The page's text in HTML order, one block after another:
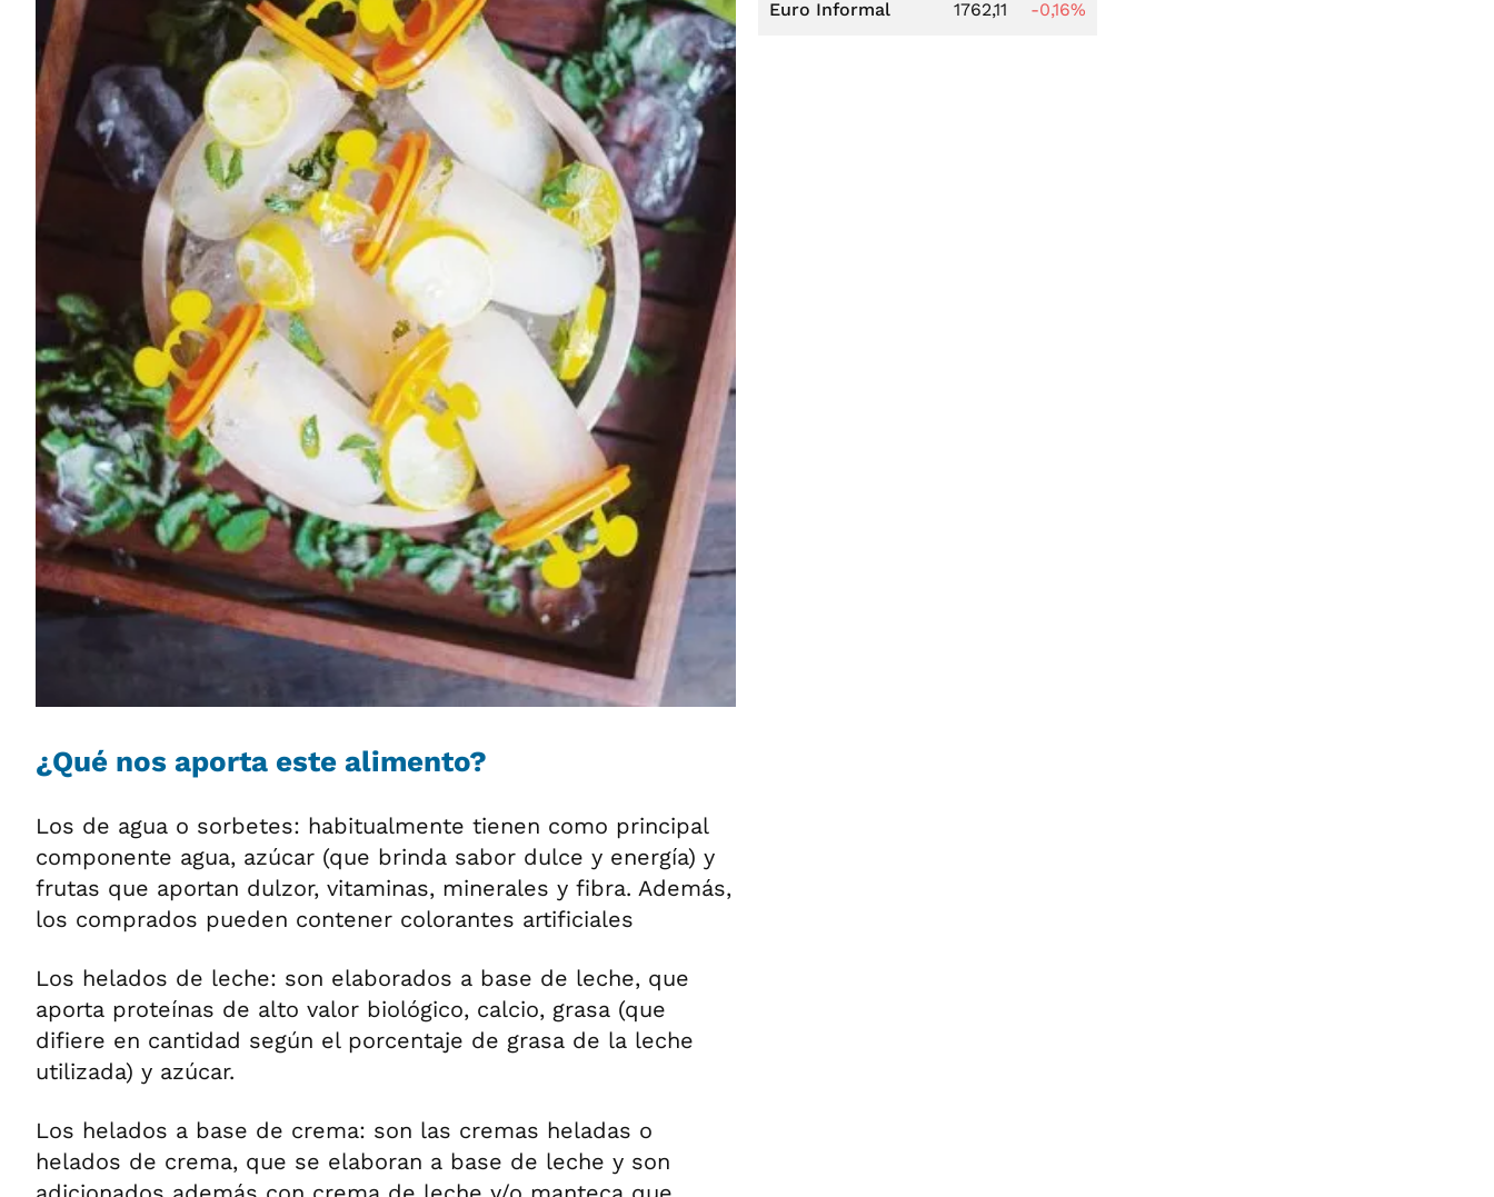
¿Qué nos aporta este alimento?
Los de agua o sorbetes: habitualmente tienen como principal
componente agua, azúcar (que brinda sabor dulce y energía) y
frutas que aportan dulzor, vitaminas, minerales y fibra. Además,
los comprados pueden contener colorantes artificiales
Los helados de leche: son elaborados a base de leche, que
aporta proteínas de alto valor biológico, calcio, grasa (que
difiere en cantidad según el porcentaje de grasa de la leche
utilizada) y azúcar.
Los helados a base de crema: son las cremas heladas o
helados de crema, que se elaboran a base de leche y son
Euro Informal
1762,11 -0,16%